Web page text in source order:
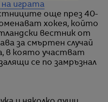
на играта
още през 40-
хокея, който
вестник от
за смъртен случай
в която участват
се по замръзнал